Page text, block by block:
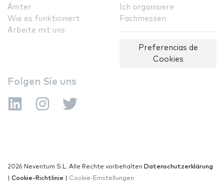
Ämter
Wie es funktioniert
Arbeite mit uns
Ich organisiere
Fachmessen
Preferencias de
Cookies
Folgen Sie uns
2026 Neventum S.L. Alle Rechte vorbehalten Datenschutzerklärung
Cookie-Richtlinie Cookie-Einstellungen